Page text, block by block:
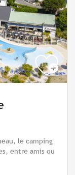
le camping
entre amis ou